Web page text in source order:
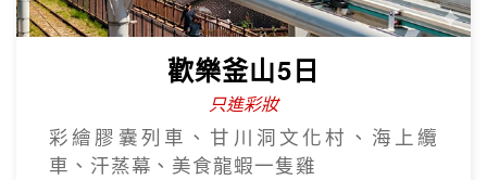
歡樂釜山5日
只進彩妝
彩繪膠囊列車、甘川洞文化村、海上纜
車、汗蒸幕、美食龍蝦一隻雞